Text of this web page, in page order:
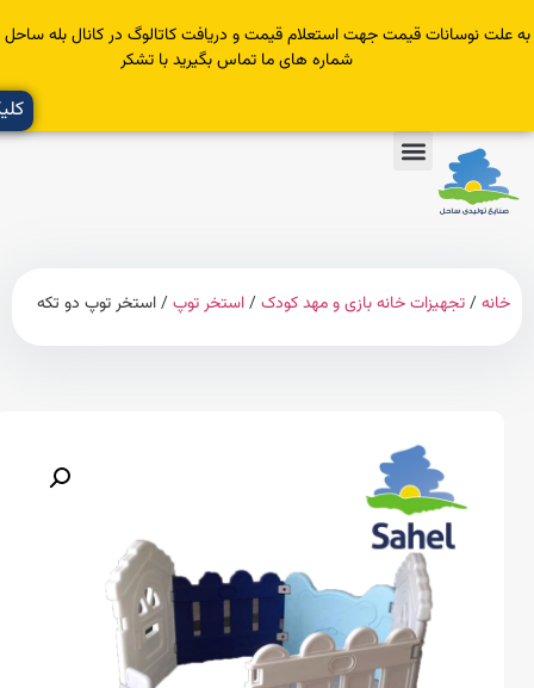
قیمت جهت استعلام قیمت و دریافت کاتالوگ در کانال بله ساحل عضو یا با
شماره های ما تماس بگیرید با تشکر
کلیک کنید
تجهیزات خانه بازی و مهد کودک/استخر توپ/ استخر توپ دو تکه